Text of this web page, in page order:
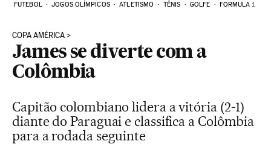
FUTEBOL JOGOS OLÍMPICOS ATLETISMO TÊNIS GOLFE FORMULA 1
COPA AMÉRICA
James se diverte com a
Colômbia
Capitão colombiano lidera a vitória (2-1)
diante do Paraguai e classifica a Colômbia
para a rodada seguinte